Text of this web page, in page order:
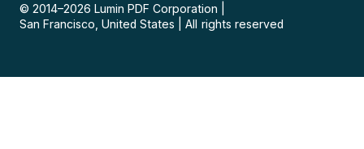
© 2014–2026 Lumin PDF Corporation
San Francisco, United States
All rights reserved